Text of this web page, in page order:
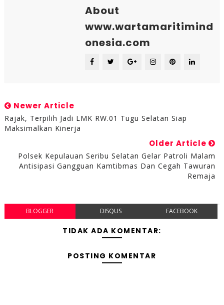
About
www.wartamaritimind
onesia.com
Newer Article
Rajak, Terpilih Jadi LMK RW.01 Tugu Selatan Siap
Maksimalkan Kinerja
Older Article
Polsek Kepulauan Seribu Selatan Gelar Patroli Malam
Antisipasi Gangguan Kamtibmas Dan Cegah Tawuran
Remaja
BLOGGER DISQUS FACEBOOK
TIDAK ADA KOMENTAR:
POSTING KOMENTAR